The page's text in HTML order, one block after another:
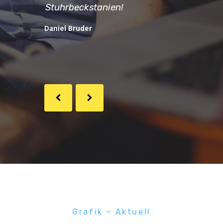
zu. Nur
Stuhrbeckstanien!
Daniel Bruder
Holzmeister
Grafik – Aktuell